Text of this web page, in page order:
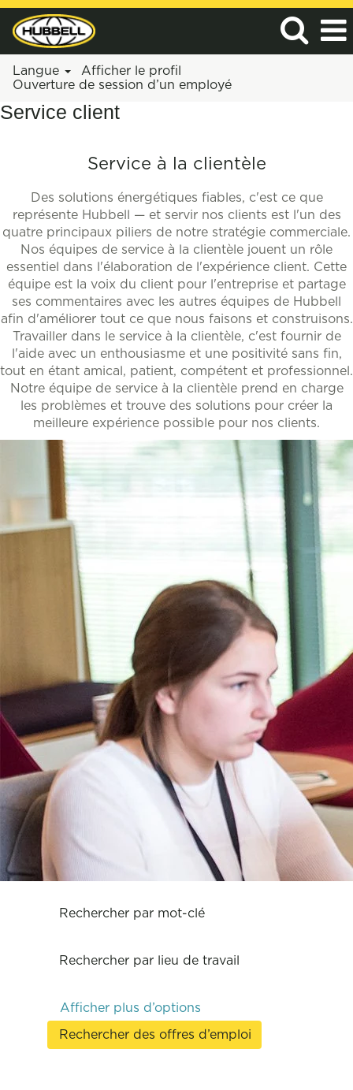
Langue
Afficher le profil
Ouverture de session d’un employé
Service client
Service à la clientèle
Des solutions énergétiques fiables, c'est ce que
représente Hubbell — et servir nos clients est l'un des
quatre principaux piliers de notre stratégie commerciale.
Nos équipes de service à la clientèle jouent un rôle
essentiel dans l'élaboration de l'expérience client. Cette
équipe est la voix du client pour l'entreprise et partage
ses commentaires avec les autres équipes de Hubbell
afin d'améliorer tout ce que nous faisons et construisons.
Travailler dans le service à la clientèle, c'est fournir de
l'aide avec un enthousiasme et une positivité sans fin,
tout en étant amical, patient, compétent et professionnel.
Notre équipe de service à la clientèle prend en charge
les problèmes et trouve des solutions pour créer la
meilleure expérience possible pour nos clients.
Rechercher par mot-clé
Rechercher par lieu de travail
Afficher plus d’options